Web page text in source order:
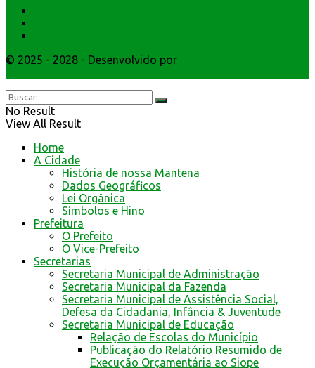
© 2025 - 2028 - Desenvolvido por
No Result
View All Result
Home
A Cidade
História de nossa Mantena
Dados Geográficos
Lei Orgânica
Símbolos e Hino
Prefeitura
O Prefeito
O Vice-Prefeito
Secretarias
Secretaria Municipal de Administração
Secretaria Municipal da Fazenda
Secretaria Municipal de Assistência Social,
Defesa da Cidadania, Infância & Juventude
Secretaria Municipal de Educação
Relação de Escolas do Município
Publicação do Relatório Resumido de
Execução Orçamentária ao Siope